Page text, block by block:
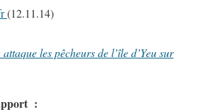
(12.11.14)
les pêcheurs de l’île d’Yeu sur
: